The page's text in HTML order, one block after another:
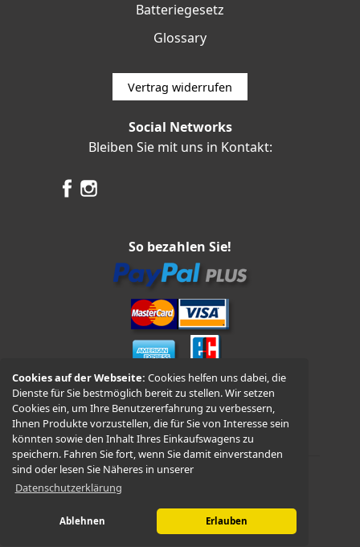
Cookies auf der Webseite:Cookies helfen uns dabei, die
Dienste für Sie bestmöglich bereit zu stellen. Wir setzen
Cookies ein, um Ihre Benutzererfahrung zu verbessern,
Ihnen Produkte vorzustellen, die für Sie von Interesse sein
könnten sowie den Inhalt Ihres Einkaufswagens zu
speichern. Fahren Sie fort, wenn Sie damit einverstanden
sind oder lesen Sie Näheres in unserer
Datenschutzerklärung
Ablehnen Erlauben
Batteriegesetz
Glossary
Vertrag widerrufen
Social Networks
Bleiben Sie mit uns in Kontakt:
So bezahlen Sie!
Vorkasse und Nachnahme
© 2026 -